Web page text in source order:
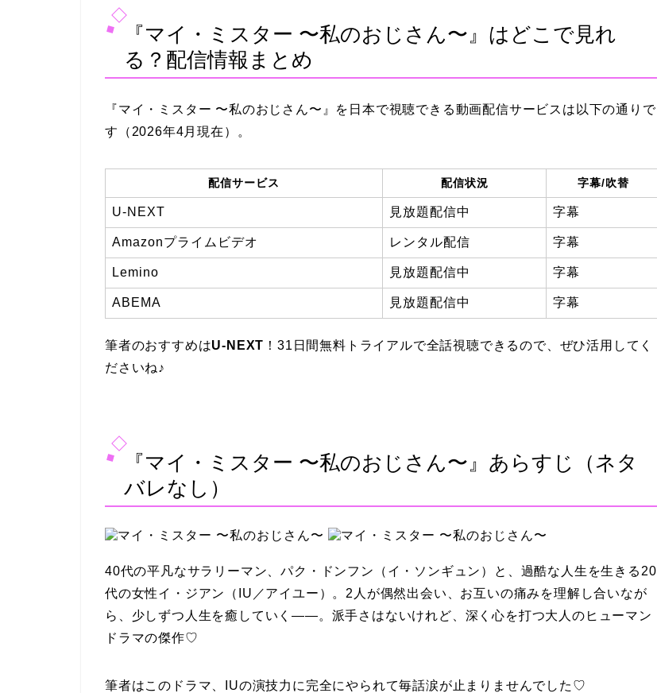
『マイ・ミスター 〜私のおじさん〜』はどこで見れ
る？配信情報まとめ
『マイ・ミスター 〜私のおじさん〜』を日本で視聴できる動画配信サービスは以下の通りで
す（2026年4月現在）。
配信サービス 配信状況 字幕/吹替
U-NEXT 見放題配信中 字幕
Amazonプライムビデオ レンタル配信 字幕
Lemino 見放題配信中 字幕
ABEMA 見放題配信中 字幕
筆者のおすすめはU-NEXT ！31日間無料トライアルで全話視聴できるので、ぜひ活用してく
ださいね♪
『マイ・ミスター 〜私のおじさん〜』あらすじ（ネタ
バレなし）
40代の平凡なサラリーマン、パク・ドンフン（イ・ソンギュン）と、過酷な人生を生きる20
代の女性イ・ジアン（IU／アイユー）。2人が偶然出会い、お互いの痛みを理解し合いなが
ら、少しずつ人生を癒していく——。派手さはないけれど、深く心を打つ大人のヒューマン
ドラマの傑作♡
筆者はこのドラマ、IUの演技力に完全にやられて毎話涙が止まりませんでした♡